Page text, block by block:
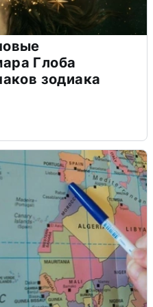
Глоба
зодиака